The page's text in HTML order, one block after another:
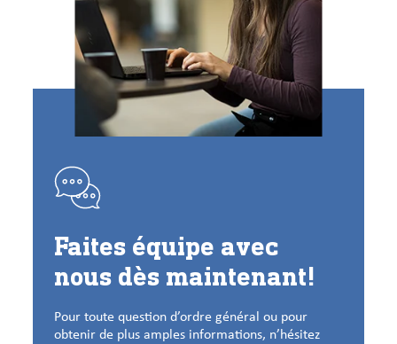
Faites équipe avec
nous dès maintenant!
Pour toute question d’ordre général ou pour
obtenir de plus amples informations, n’hésitez